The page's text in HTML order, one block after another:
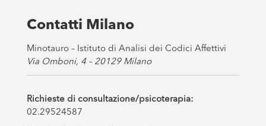
s
*
Contatti Milano
Minotauro – Istituto di Analisi dei Codici Affettivi
Via Omboni, 4 – 20129 Milano
Richieste di consultazione/psicoterapia:
02.29524587